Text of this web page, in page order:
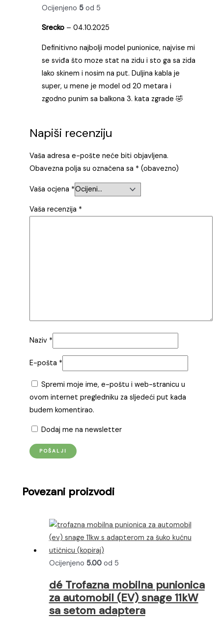
Ocijenjeno 5 od 5
Srecko – 04.10.2025
Definitivno najbolji model punionice, najvise mi
se sviđa što moze stat na zidu i sto ga sa zida
lako skinem i nosim na put. Duljina kabla je
super, u mene je model od 20 metara i
zgodno punim sa balkona 3. kata zgrade 🤣
Napiši recenziju
Vaša adresa e-pošte neće biti objavljena.
Obavezna polja su označena sa * (obavezno)
Vaša ocjena *
Vaša recenzija *
Naziv *
E-pošta *
Spremi moje ime, e-poštu i web-stranicu u
ovom internet pregledniku za sljedeći put kada
budem komentirao.
Dodaj me na newsletter
Povezani proizvodi
Ocijenjeno 5.00od 5
dé Trofazna mobilna punionica
za automobil (EV) snage 11kW
sa setom adaptera